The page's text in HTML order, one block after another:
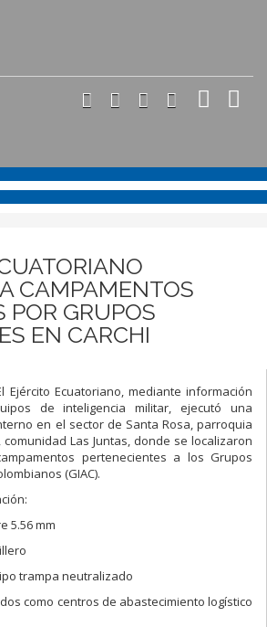
CAMPAMENTOS
POR GRUPOS
EN CARCHI
Ejército Ecuatoriano, mediante información
de inteligencia militar, ejecutó una
en el sector de Santa Rosa, parroquia
Las Juntas, donde se localizaron
pertenecientes a los Grupos
(GIAC).
5.56 mm
trampa neutralizado
como centros de abastecimiento logístico